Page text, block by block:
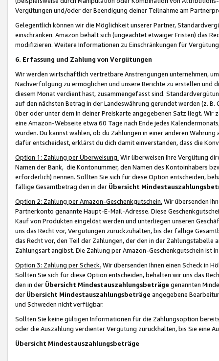
Vergütungen und/oder der Beendigung deiner Teilnahme am
Gelegentlich können wir die Möglichkeit unserer Partner,
einschränken. Amazon behält sich (ungeachtet etwaiger Fristen) das
modifizieren. Weitere Informationen zu Einschränkungen für
6. Erfassung und Zahlung von Vergütungen
Wir werden wirtschaftlich vertretbare Anstrengungen unternehmen,
Nachverfolgung zu ermöglichen und unsere Berichte zu erstellen und
diesem Monat verdient hast, zusammengefasst sind.
auf den nächsten Betrag in der Landeswährung gerundet werden (z.
über oder unter dem in deiner Preiskarte angegebenen Satz liegt.
eine Amazon-Webseite etwa 60 Tage nach Ende jedes
wurden. Du kannst wählen, ob du Zahlungen in einer anderen
dafür entscheidest, erklärst du dich damit einverstanden, dass die
Option 1: Zahlung per Überweisung. Wir überweisen Ihre Vergütung
Namen der Bank, die Kontonummer, den Namen des Kontoinhabers
erforderlich) nennen. Sollten Sie sich für diese Option entscheiden,
fällige Gesamtbetrag den in der Übersicht
Option 2: Zahlung per Amazon-Geschenkgutschein. Wir übersenden
Partnerkonto genannte Haupt-E-Mail-Adresse. Diese
Kauf von Produkten eingelöst werden und unterliegen unseren
uns das Recht vor, Vergütungen zurückzuhalten, bis der fällige
das Recht vor, den Teil der Zahlungen, der den in der
Zahlungsart angibst. Die Zahlung per Amazon-Geschenkgutschein ist
Option 3: Zahlung per Scheck. Wir übersenden Ihnen einen Scheck in
Sollten Sie sich für diese Option entscheiden, behalten wir uns das
den in der Übersicht Mindestauszahlungsbeträge genannten
der Übersicht Mindestauszahlungsbeträge angegebene
und Schweden nicht verfügbar.
Sollten Sie keine gültigen Informationen für die Zahlungsoption
oder die Auszahlung verdienter Vergütung zurückhalten, bis Sie
Übersicht Mindestauszahlungsbeträge